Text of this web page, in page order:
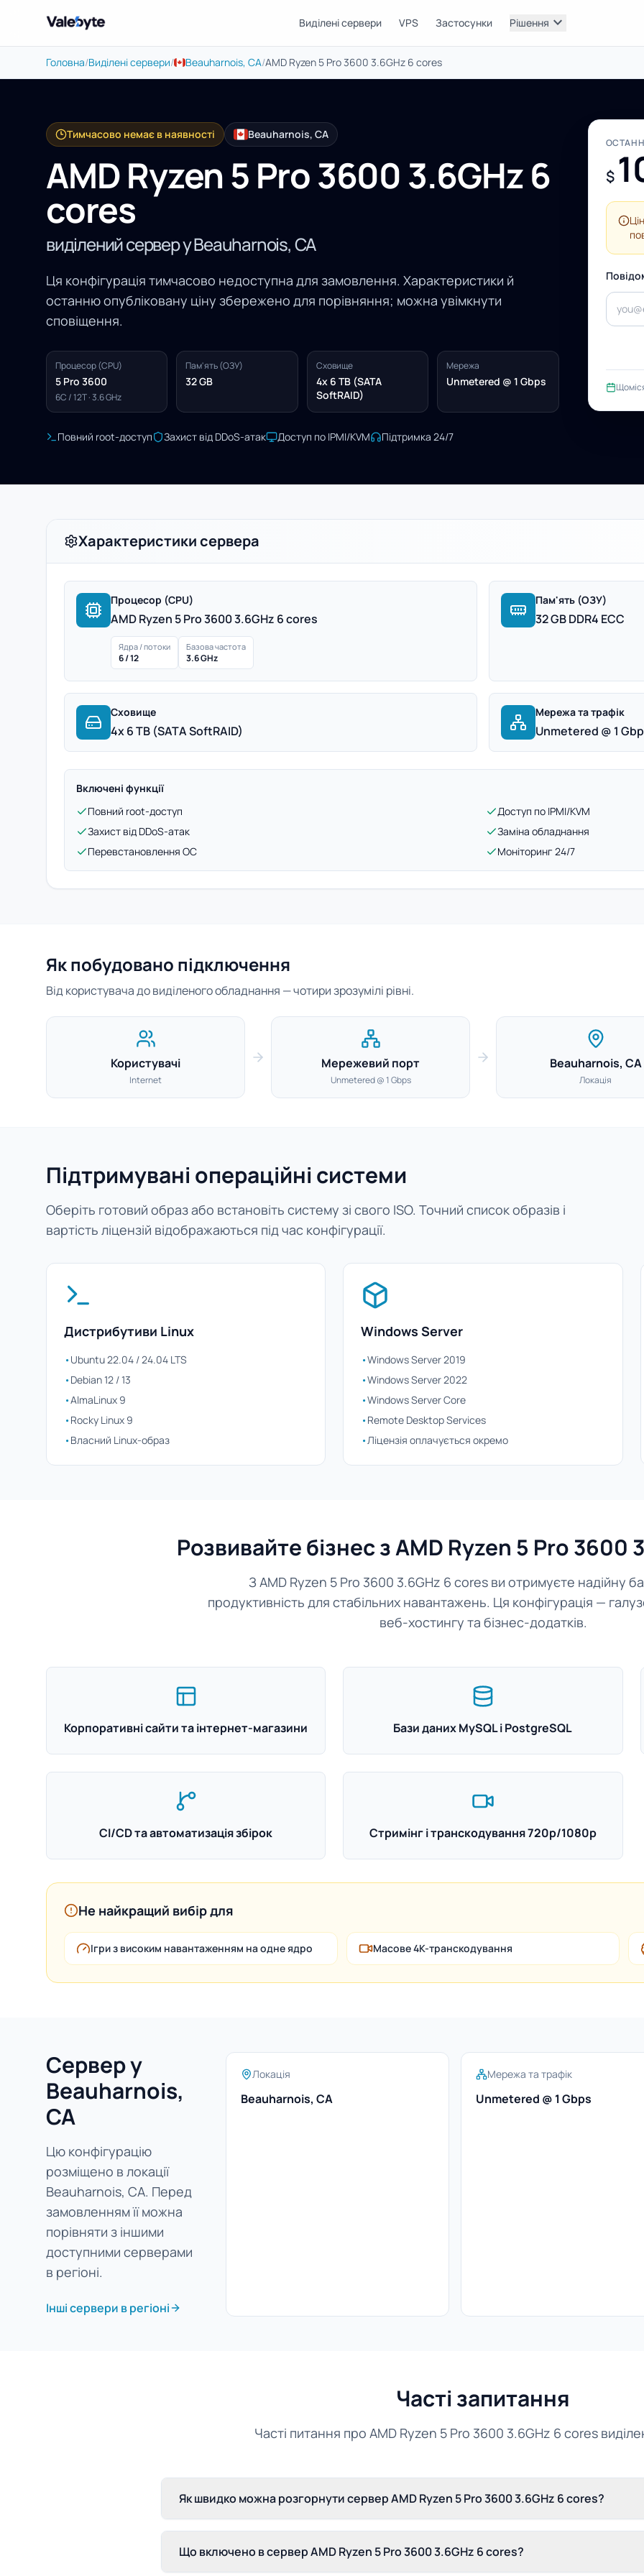
Valebyte Виділені сервери VPS Застосунки Рішення expand_more
Головна/Виділені сервери/ Beauharnois, CA/AMD Ryzen 5 Pro 3600 3.6GHz 6 cores
Тимчасово немає в наявності Beauharnois, CA
AMD Ryzen 5 Pro 3600 3.6GHz 6
cores
виділений сервер у Beauharnois, CA
Ця конфігурація тимчасово недоступна для замовлення. Характеристики й
останню опубліковану ціну збережено для порівняння; можна увімкнути
сповіщення.
Процесор (CPU)
5 Pro 3600
6C / 12T · 3.6 GHz
Пам'ять (ОЗУ)
32 GB
Сховище
4x 6 TB (SATA
SoftRAID)
Мережа
Unmetered @ 1 Gbps
Повний root-доступ Захист від DDoS-атак Доступ по IPMI/KVM Підтримка 24/7
$
Характеристики сервера
Процесор (CPU)
AMD Ryzen 5 Pro 3600 3.6GHz 6 cores
Ядра / потоки
6 / 12
Базова частота
3.6 GHz
Пам'ять (ОЗУ)
32 GB DDR4 ECC
Сховище
4x 6 TB (SATA SoftRAID)
Мережа та трафік
Unmetered @ 1
Включені функції
Повний root-доступ
Доступ по IPMI/KVM
Захист від DDoS-атак
Заміна обладнання
Перевстановлення ОС
Моніторинг 24/7
Як побудовано підключення
Від користувача до виділеного обладнання — чотири зрозумілі рівні.
Користувачі
Internet
Мережевий порт
Unmetered @ 1 Gbps
Beauharnois, CA
Локація
Підтримувані операційні системи
Оберіть готовий образ або встановіть систему зі свого ISO. Точний список образів і
вартість ліцензій відображаються під час конфігурації.
Дистрибутиви Linux
•Ubuntu 22.04 / 24.04 LTS
•Debian 12 / 13
•AlmaLinux 9
•Rocky Linux 9
•Власний Linux-образ
Windows Server
•Windows Server 2019
•Windows Server 2022
•Windows Server Core
•Remote Desktop Services
•Ліцензія оплачується окремо
Розвивайте бізнес з AMD Ryzen 5 Pro 3600
З AMD Ryzen 5 Pro 3600 3.6GHz 6 cores ви отримуєте надійну
продуктивність для стабільних навантажень. Ця конфігурація —
веб-хостингу та бізнес-додатків.
Корпоративні сайти та інтернет-магазини Бази даних MySQL і PostgreSQL
CI/CD та автоматизація збірок Стримінг і транскодування 720p/1080p
Не найкращий вибір для
Ігри з високим навантаженням на одне ядро Масове 4K-транскодування
Сервер у
Beauharnois,
CA
Цю конфігурацію
розміщено в локації
Beauharnois, CA. Перед
замовленням її можна
порівняти з іншими
доступними серверами
в регіоні.
Інші сервери в регіоні
Локація
Beauharnois, CA
Мережа та трафік
Unmetered @ 1 Gbps
Часті запитання
Часті питання про AMD Ryzen 5 Pro 3600 3.6GHz 6 cores
Як швидко можна розгорнути сервер AMD Ryzen 5 Pro 3600 3.6GHz 6 cores?
Що включено в сервер AMD Ryzen 5 Pro 3600 3.6GHz 6 cores?